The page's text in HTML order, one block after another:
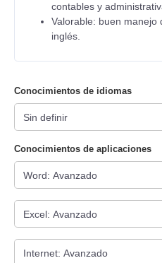
contables y
Valorable: buen manejo
inglés.
Conocimientos de idiomas
Conocimientos de aplicaciones